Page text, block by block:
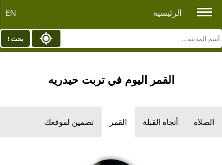
الرئيسية EN
بحث !
القمر اليوم في تربت حيدريه
الصلاة أتجاه القبلة القمر تضمين لموقعك